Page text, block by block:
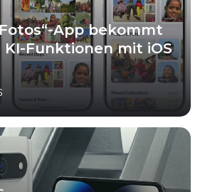
App bekommt
KI-Funktionen mit iOS